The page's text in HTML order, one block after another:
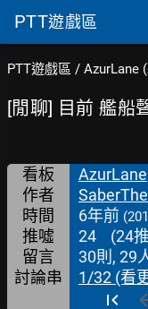
PTT遊戲區
PTT遊戲區 / AzurLane
[閒聊] 目前 艦船
看板 AzurLane
作者
時間 6年前
推噓 24 (24推
留言
30則, 29
討論串 1/32 (看